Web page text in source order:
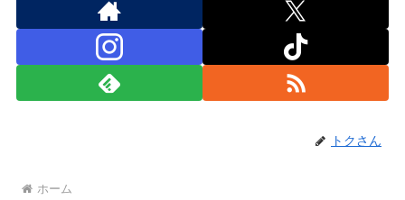
トクさん
ホーム